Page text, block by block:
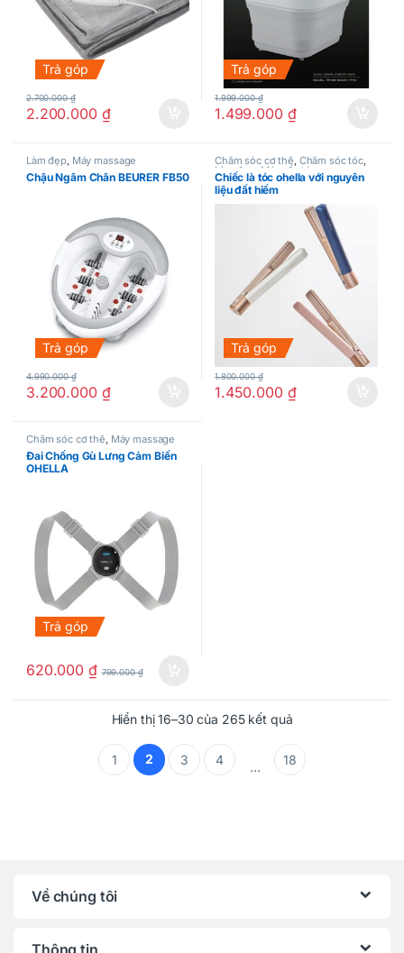
Trả góp
2.200.000 ₫
2.700.000₫
Trả góp
1.499.000 ₫
1.999.000₫
Làm đẹp, Máy massage
Chậu Ngâm Chân BEURER FB50
Trả góp
3.200.000 ₫
4.990.000₫
Chăm sóc cơ thể, Chăm sóc tóc,
Làm đẹp Máy sấy tóc
Chiếc là tóc ohella với nguyên
liệu đất hiếm
Trả góp
1.450.000 ₫
1.800.000₫
Chăm sóc cơ thể, Máy massage
Đai Chống Gù Lưng Cảm Biến
OHELLA
Trả góp
620.000 ₫ 799.000₫
Hiển thị 16–30 của 265 kết quả
1 2 3 4 … 18
Về chúng tôi
Thông tin